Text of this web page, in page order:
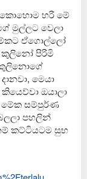
හරි මේ
මුල්ලට වෙලා
ඒගොල්ලෝ
කුලිනෝ පිරිමි
කුලිනොගේ
මෙයා
ඔයාලා
සම්පුර්ණ
පහලින්
කට්ටියටම සුභ